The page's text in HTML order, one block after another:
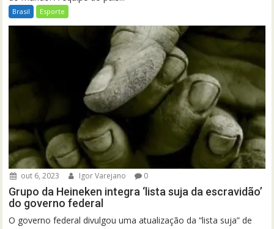
Brasil Esporte
out 6, 2023 Igor Varejano 0
Grupo da Heineken integra ‘lista suja da escravidão’
do governo federal
O governo federal divulgou uma atualização da “lista suja” de